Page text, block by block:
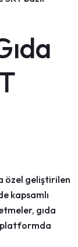
özel geliştirilen
kapsamlı
gıda
platformda